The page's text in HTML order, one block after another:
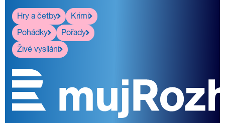
Hry a četby
Krimi
Pohádky
Pořady
Živé vysílání